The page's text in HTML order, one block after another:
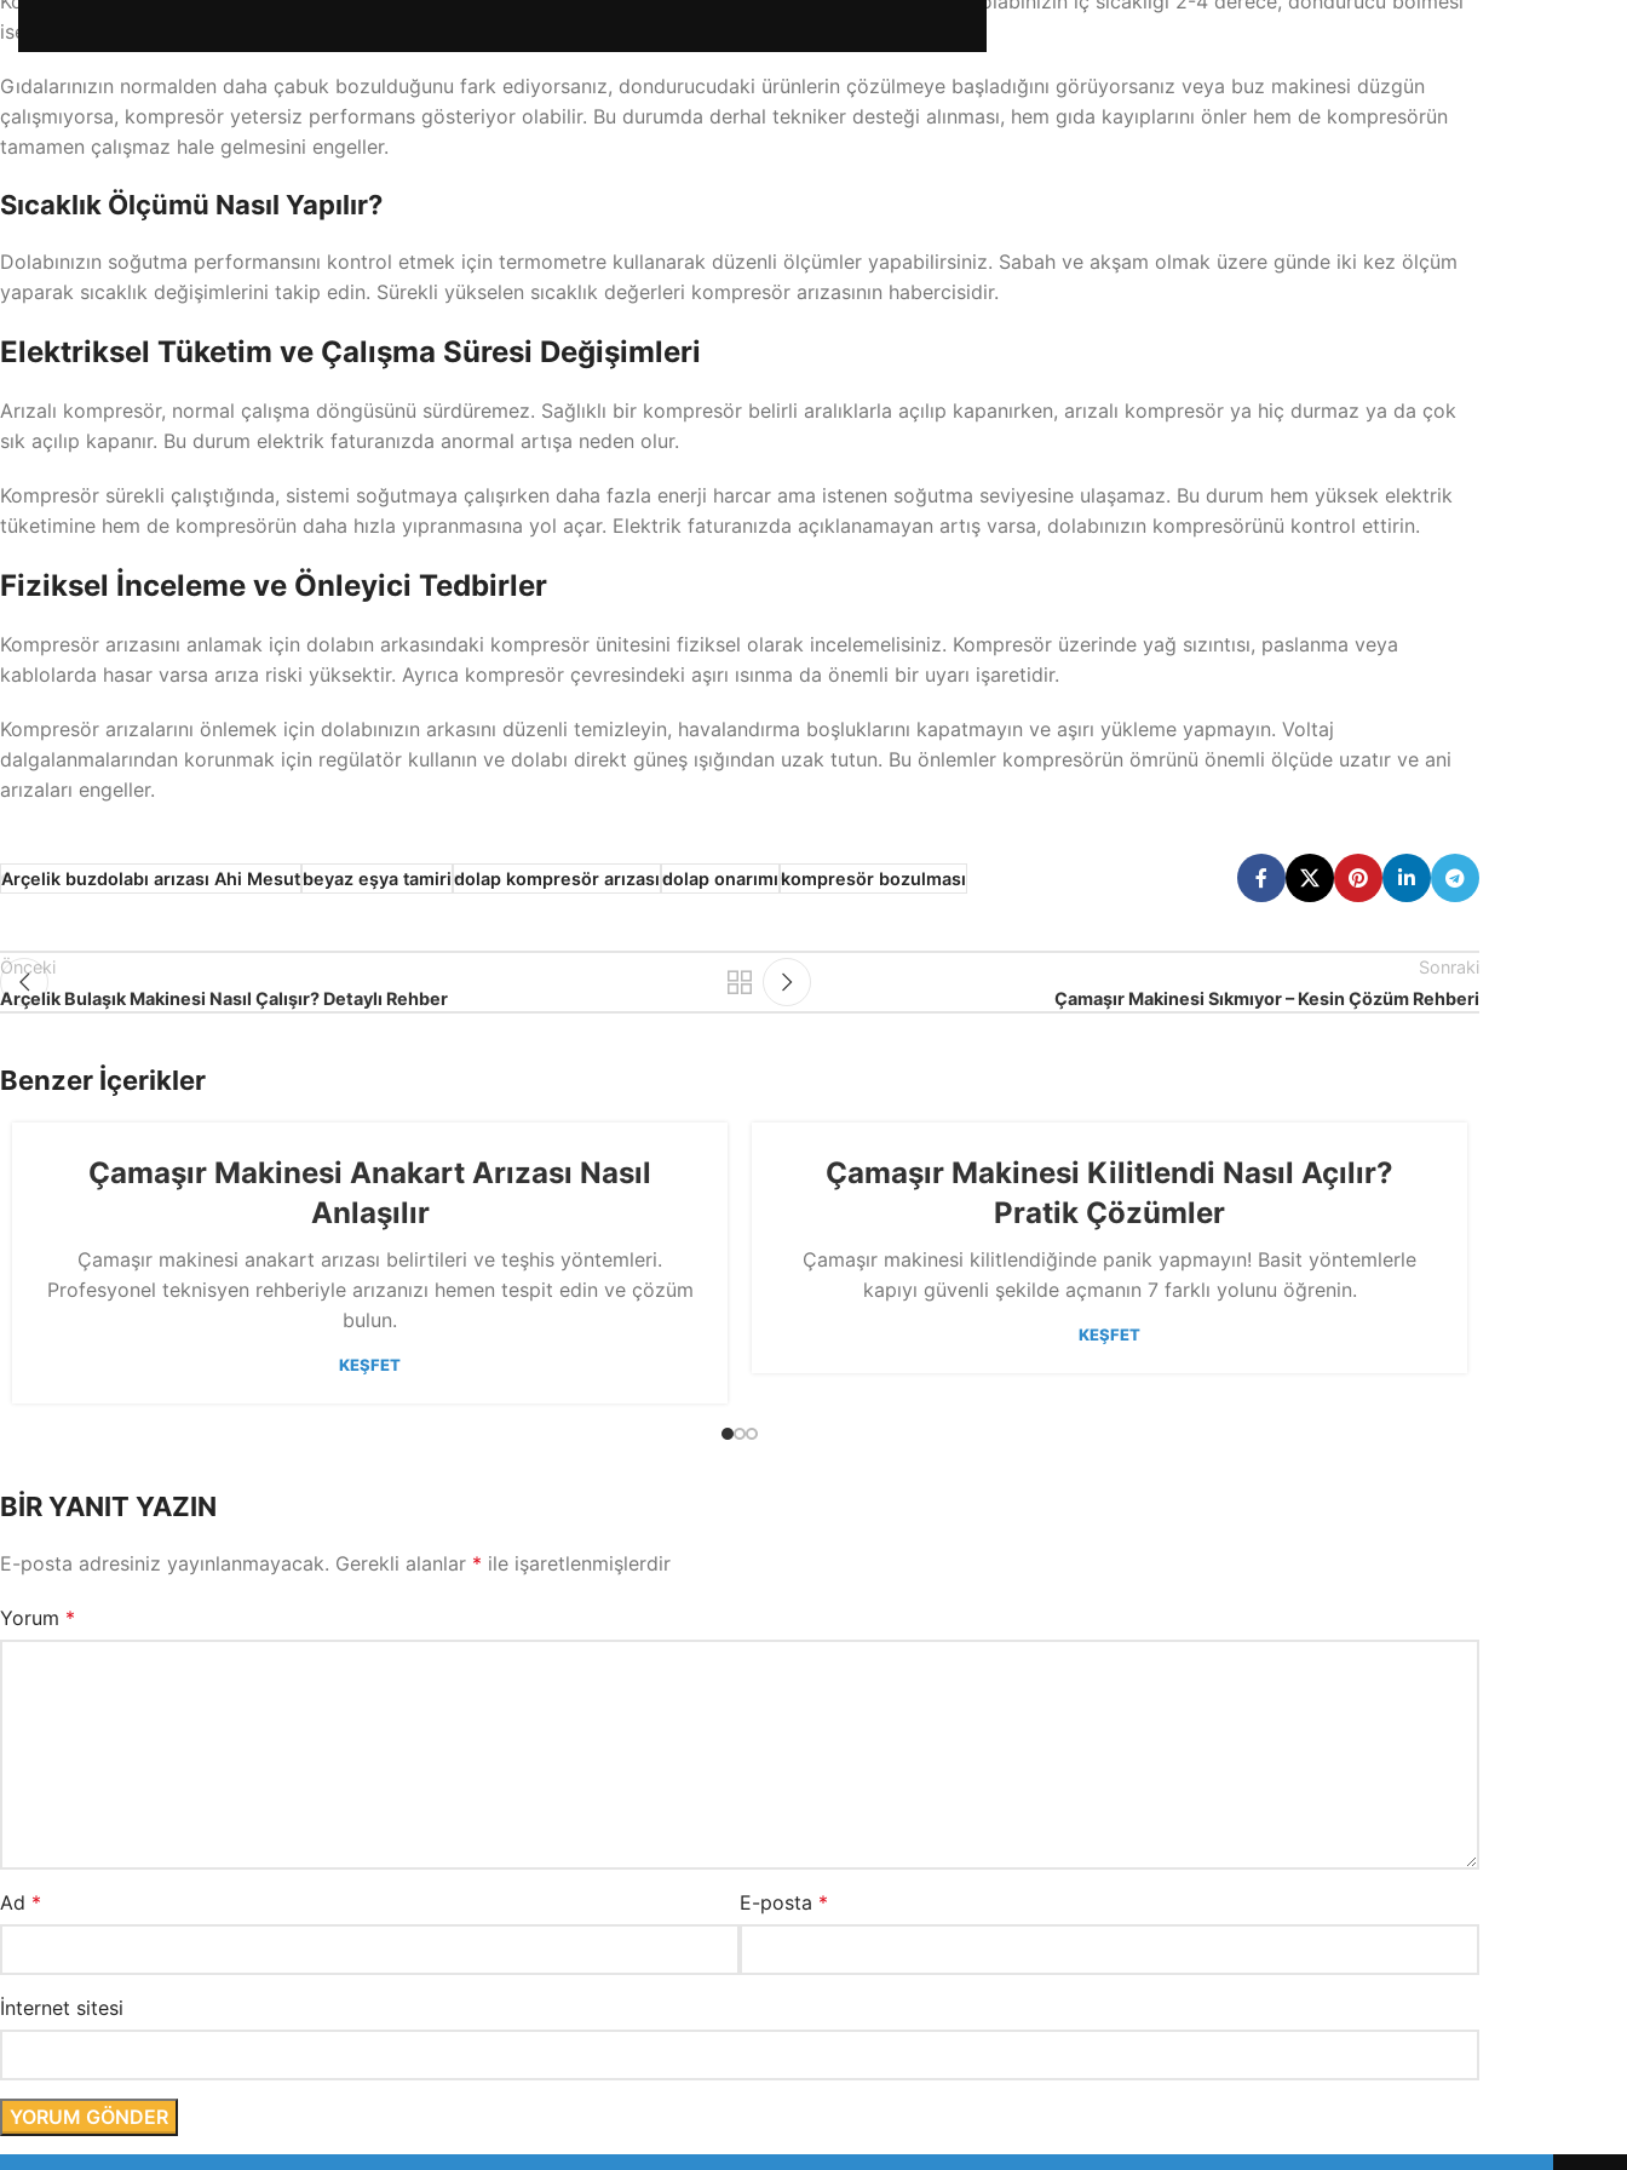
ise -18 derece civarında olmalıdır. Kompresör sorunu yaşandığında bu sıcaklık değerleri yükselmeye başlar.
Gıdalarınızın normalden daha çabuk bozulduğunu fark ediyorsanız, dondurucudaki ürünlerin çözülmeye başladığını görüyorsanız veya buz makinesi düzgün
çalışmıyorsa, kompresör yetersiz performans gösteriyor olabilir. Bu durumda derhal tekniker desteği alınması, hem gıda kayıplarını önler hem de kompresörün
tamamen çalışmaz hale gelmesini engeller.
Sıcaklık Ölçümü Nasıl Yapılır?
Dolabınızın soğutma performansını kontrol etmek için termometre kullanarak düzenli ölçümler yapabilirsiniz. Sabah ve akşam olmak üzere günde iki kez ölçüm
yaparak sıcaklık değişimlerini takip edin. Sürekli yükselen sıcaklık değerleri kompresör arızasının habercisidir.
Elektriksel Tüketim ve Çalışma Süresi Değişimleri
Arızalı kompresör, normal çalışma döngüsünü sürdüremez. Sağlıklı bir kompresör belirli aralıklarla açılıp kapanırken, arızalı kompresör ya hiç durmaz ya da çok
sık açılıp kapanır. Bu durum elektrik faturanızda anormal artışa neden olur.
Kompresör sürekli çalıştığında, sistemi soğutmaya çalışırken daha fazla enerji harcar ama istenen soğutma seviyesine ulaşamaz. Bu durum hem yüksek elektrik
tüketimine hem de kompresörün daha hızla yıpranmasına yol açar. Elektrik faturanızda açıklanamayan artış varsa, dolabınızın kompresörünü kontrol ettirin.
Fiziksel İnceleme ve Önleyici Tedbirler
Kompresör arızasını anlamak için dolabın arkasındaki kompresör ünitesini fiziksel olarak incelemelisiniz. Kompresör üzerinde yağ sızıntısı, paslanma veya
kablolarda hasar varsa arıza riski yüksektir. Ayrıca kompresör çevresindeki aşırı ısınma da önemli bir uyarı işaretidir.
Kompresör arızalarını önlemek için dolabınızın arkasını düzenli temizleyin, havalandırma boşluklarını kapatmayın ve aşırı yükleme yapmayın. Voltaj
dalgalanmalarından korunmak için regülatör kullanın ve dolabı direkt güneş ışığından uzak tutun. Bu önlemler kompresörün ömrünü önemli ölçüde uzatır ve ani
arızaları engeller.
Arçelik buzdolabı arızası Ahi Mesutbeyaz eşya tamiridolap kompresör arızasıdolap onarımıkompresör bozulması
Önceki
Arçelik Bulaşık Makinesi Nasıl Çalışır? Detaylı Rehber
Sonraki
Çamaşır Makinesi Sıkmıyor – Kesin Çözüm Rehberi
Benzer İçerikler
Çamaşır Makinesi Anakart Arızası Nasıl
Anlaşılır
Çamaşır makinesi anakart arızası belirtileri ve teşhis yöntemleri.
Profesyonel teknisyen rehberiyle arızanızı hemen tespit edin ve çözüm
bulun.
KEŞFET
Çamaşır Makinesi Kilitlendi Nasıl Açılır?
Pratik Çözümler
Çamaşır makinesi kilitlendiğinde panik yapmayın! Basit yöntemlerle
kapıyı güvenli şekilde açmanın 7 farklı yolunu öğrenin.
KEŞFET
BIR YANIT YAZIN
E-posta adresiniz yayınlanmayacak. Gerekli alanlar * ile işaretlenmişlerdir
Yorum *
Ad * E-posta *
İnternet sitesi